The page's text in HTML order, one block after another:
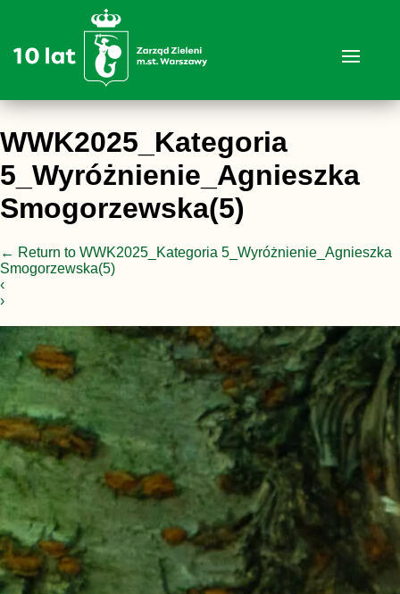
WWK2025_Kategoria
5_Wyróżnienie_Agnieszka
Smogorzewska(5)
← Return to WWK2025_Kategoria 5_Wyróżnienie_Agnieszka
Smogorzewska(5)
‹
›